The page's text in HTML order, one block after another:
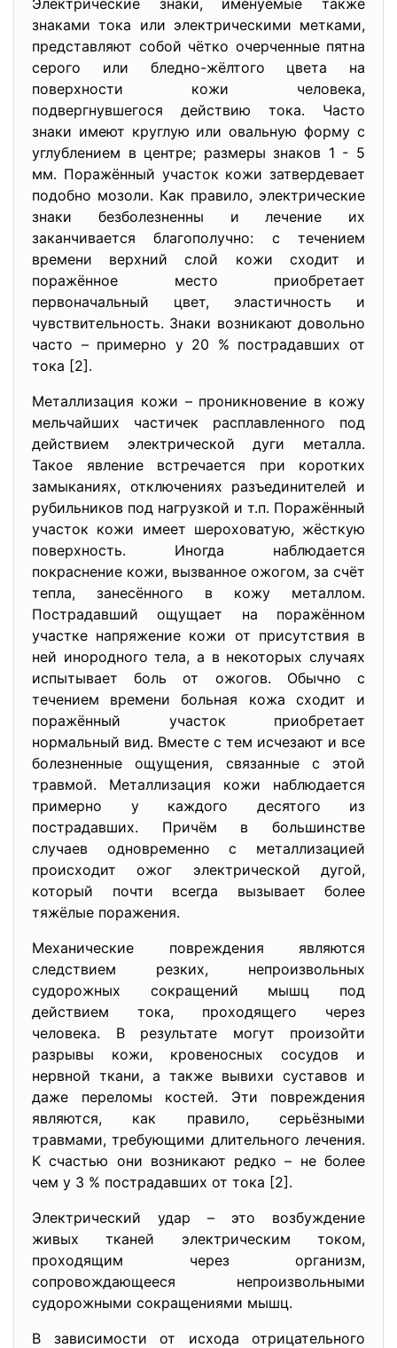
знаками тока или электрическими метками,
представляют собой чётко очерченные пятна
серого или бледно-жёлтого цвета на
поверхности кожи человека,
подвергнувшегося действию тока. Часто
знаки имеют круглую или овальную форму с
углублением в центре; размеры знаков 1 - 5
мм. Поражённый участок кожи затвердевает
подобно мозоли. Как правило, электрические
знаки безболезненны и лечение их
заканчивается благополучно: с течением
времени верхний слой кожи сходит и
поражённое место приобретает
первоначальный цвет, эластичность и
чувствительность. Знаки возникают довольно
часто – примерно у 20 % пострадавших от
тока [2].
Металлизация кожи – проникновение в кожу
мельчайших частичек расплавленного под
действием электрической дуги металла.
Такое явление встречается при коротких
замыканиях, отключениях разъединителей и
рубильников под нагрузкой и т.п. Поражённый
участок кожи имеет шероховатую, жёсткую
поверхность. Иногда наблюдается
покраснение кожи, вызванное ожогом, за счёт
тепла, занесённого в кожу металлом.
Пострадавший ощущает на поражённом
участке напряжение кожи от присутствия в
ней инородного тела, а в некоторых случаях
испытывает боль от ожогов. Обычно с
течением времени больная кожа сходит и
поражённый участок приобретает
нормальный вид. Вместе с тем исчезают и все
болезненные ощущения, связанные с этой
травмой. Металлизация кожи наблюдается
примерно у каждого десятого из
пострадавших. Причём в большинстве
случаев одновременно с металлизацией
происходит ожог электрической дугой,
который почти всегда вызывает более
тяжёлые поражения.
Механические повреждения являются
следствием резких, непроизвольных
судорожных сокращений мышц под
действием тока, проходящего через
человека. В результате могут произойти
разрывы кожи, кровеносных сосудов и
нервной ткани, а также вывихи суставов и
даже переломы костей. Эти повреждения
являются, как правило, серьёзными
травмами, требующими длительного лечения.
К счастью они возникают редко – не более
чем у 3 % пострадавших от тока [2].
Электрический удар – это возбуждение
живых тканей электрическим током,
проходящим через организм,
сопровождающееся непроизвольными
судорожными сокращениями мышц.
В зависимости от исхода отрицательного